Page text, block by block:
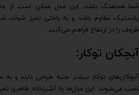
شما هماهنگ باشد. این مدل ممکن است از
پلاستیک مقاوم باشد و به راحتی تمیز شوند،
ظروف را در ارتفاع فراهم می‌کنند.
آبچکان توکار:
آبچکان‌های توکار بیشتر جنبه طراحی دارند و به
نصب می‌شوند. این مدل‌ها به آشپزخانه ظاهری